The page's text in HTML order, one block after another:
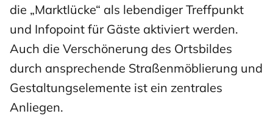
die „Marktlücke“ als lebendiger Treffpunkt
und Infopoint für Gäste aktiviert werden.
Auch die Verschönerung des Ortsbildes
durch ansprechende Straßenmöblierung und
Gestaltungselemente ist ein zentrales
Anliegen.